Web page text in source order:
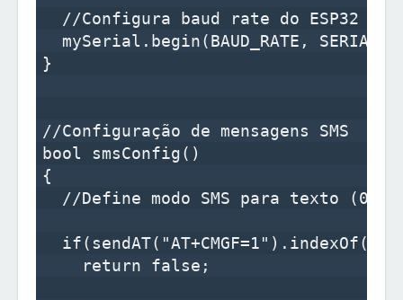
//Configura baud rate do ESP32
mySerial.begin(BAUD_RATE,
}
//Configuração de mensagens SMS
bool smsConfig()
{
//Define modo SMS para texto (0 =
    return false;